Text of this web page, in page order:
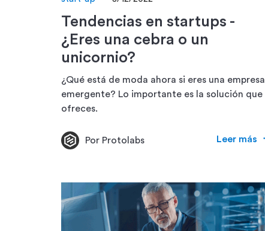
Tendencias en startups -
¿Eres una cebra o un
unicornio?
¿Qué está de moda ahora si eres una empresa
emergente? Lo importante es la solución que
ofreces.
Por Protolabs Leer más